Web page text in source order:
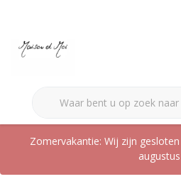
Zomervakantie: Wij zijn
augustus